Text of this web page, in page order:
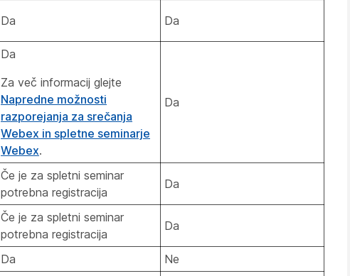
Da Da
Da
Za več informacij glejte
Napredne možnosti
razporejanja za srečanja
Webex in spletne seminarje
Webex.
Da
Če je za spletni seminar
potrebna registracija
Da
Če je za spletni seminar
potrebna registracija
Da
Da Ne